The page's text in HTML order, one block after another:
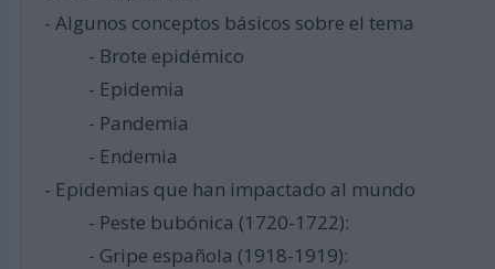
- Algunos conceptos básicos sobre el tema
- Brote epidémico
- Epidemia
- Pandemia
- Endemia
- Epidemias que han impactado al mundo
- Peste bubónica (1720-1722):
- Gripe española (1918-1919):